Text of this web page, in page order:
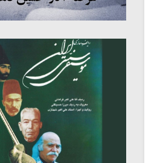
میکلوش روژا